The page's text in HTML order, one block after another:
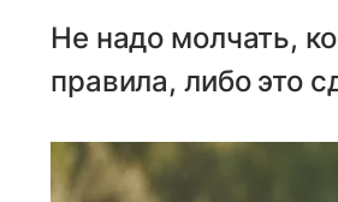
Не надо молчать,
правила, либо это